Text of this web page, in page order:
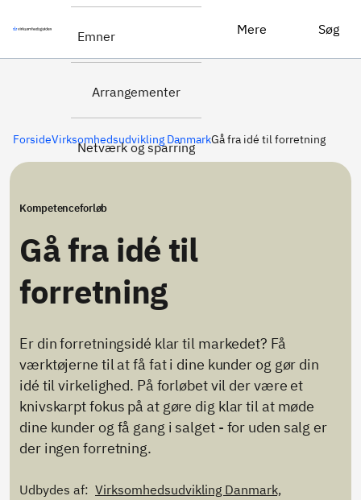
Emner
Arrangementer
Netværk og sparring
Mere Søg
Ansøg her
ForsideVirksomhedsudvikling DanmarkGå fra idé til forretning
Kompetenceforløb
Gå fra idé til
forretning
Er din forretningsidé klar til markedet? Få
værktøjerne til at få fat i dine kunder og gør din
idé til virkelighed. På forløbet vil der være et
knivskarpt fokus på at gøre dig klar til at møde
dine kunder og få gang i salget - for uden salg er
der ingen forretning.
Udbydes af: Virksomhedsudvikling Danmark,